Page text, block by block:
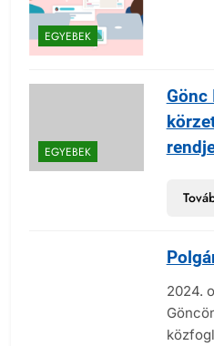
EGYEBEK
EGYEBEK
Gönc
2024.